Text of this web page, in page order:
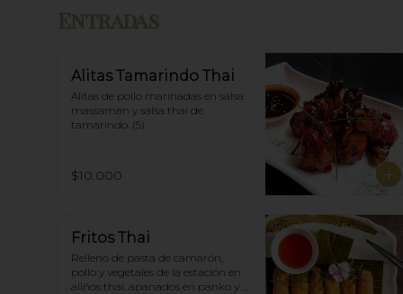
Entradas
Alitas Tamarindo Thai
Alitas de pollo marinadas en salsa
massaman y salsa thai de
tamarindo. (5)
$10.000
Fritos Thai
Relleno de pasta de camarón,
pollo y vegetales de la estación en
aliños thai, apanados en panko y